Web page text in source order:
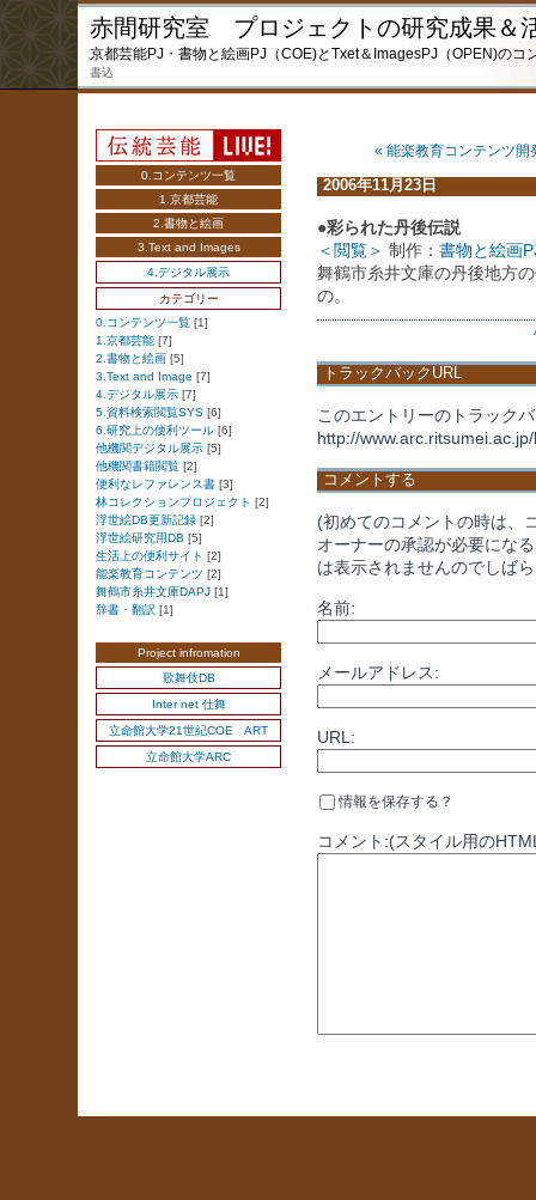
赤間研究室 プロジェクトの研究成果＆
京都芸能PJ・書物と絵画PJ（COE)とTxet＆ImagesPJ（OPEN)のコ
書込
0.コンテンツ一覧
1.京都芸能
2.書物と絵画
3.Text and Images
4.デジタル展示
カテゴリー
0.コンテンツ一覧 [1]
1.京都芸能 [7]
2.書物と絵画 [5]
3.Text and Image [7]
4.デジタル展示 [7]
5.資料検索閲覧SYS [6]
6.研究上の便利ツール [6]
他機関デジタル展示 [5]
他機関書籍閲覧 [2]
便利なレファレンス書 [3]
林コレクションプロジェクト [2]
浮世絵DB更新記録 [2]
浮世絵研究用DB [5]
生活上の便利サイト [2]
能楽教育コンテンツ [2]
舞鶴市糸井文庫DAPJ [1]
辞書・翻訳 [1]
Project infromation
歌舞伎DB
Inter net 仕舞
立命館大学21世紀COE ART
立命館大学ARC
« 能楽教育コンテンツ開
2006年11月23日
●彩られた丹後伝説
＜閲覧＞ 制作： 書物と絵画
舞鶴市糸井文庫の丹後地方
の。
トラックバックURL
このエントリーのトラック
http://
コメントする
(初めてのコメントの時は、
オーナーの承認が必要にな
は表示されませんのでしば
名前:
メールアドレス:
URL:
情報を保存する？
コメント:(スタイル用の